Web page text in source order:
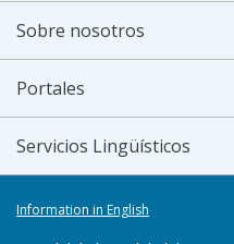
Sobre nosotros
Portales
Servicios Lingüísticos
Information in English